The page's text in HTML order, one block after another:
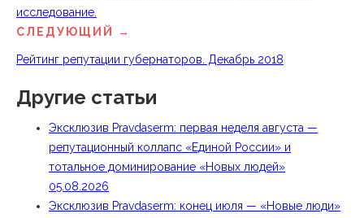
исследование.
СЛЕДУЮЩИЙ →
Рейтинг репутации губернаторов. Декабрь 2018
Другие статьи
Эксклюзив Pravdaserm: первая неделя августа —
репутационный коллапс «Единой России» и
тотальное доминирование «Новых людей»
05.08.2026
Эксклюзив Pravdaserm: конец июля — «Новые люди»